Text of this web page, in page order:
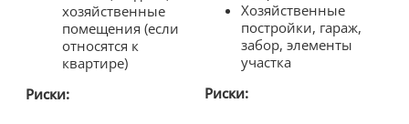
хозяйственные
помещения (если
относятся к
квартире)
Риски:
Хозяйственные
постройки, гараж,
забор, элементы
участка
Риски: